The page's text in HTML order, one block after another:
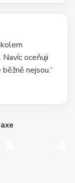
oceňuji
nejsou.“